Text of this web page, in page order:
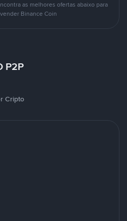
as melhores ofertas abaixo para
Binance Coin
P2P
Cripto